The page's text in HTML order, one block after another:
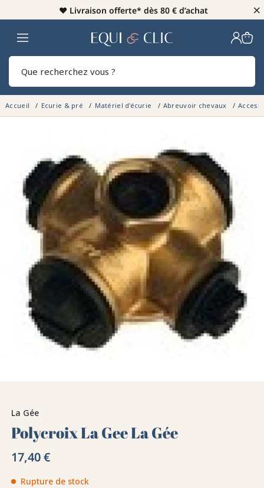
♥️ Livraison offerte* dès 80 € d’achat ×
Home
Accueil Ecurie & pré Matériel d'écurie Abreuvoir chevaux
La Gée
Polycroix La Gee La Gée
17,40 €
Rupture de stock